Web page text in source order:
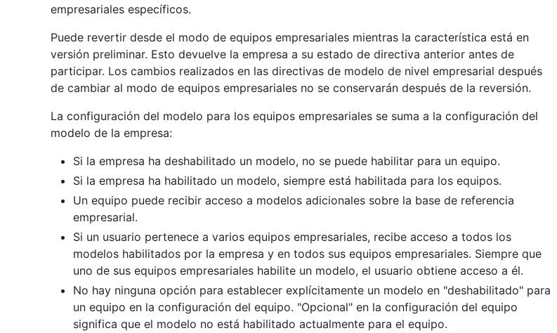
empresariales específicos.
Puede revertir desde el modo de equipos empresariales mientras la característica está en
versión preliminar. Esto devuelve la empresa a su estado de directiva anterior antes de
participar. Los cambios realizados en las directivas de modelo de nivel empresarial después
de cambiar al modo de equipos empresariales no se conservarán después de la reversión.
La configuración del modelo para los equipos empresariales se suma a la configuración del
modelo de la empresa:
Si la empresa ha deshabilitado un modelo, no se puede habilitar para un equipo.
Si la empresa ha habilitado un modelo, siempre está habilitada para los equipos.
Un equipo puede recibir acceso a modelos adicionales sobre la base de referencia
empresarial.
Si un usuario pertenece a varios equipos empresariales, recibe acceso a todos los
modelos habilitados por la empresa y en todos sus equipos empresariales. Siempre que
uno de sus equipos empresariales habilite un modelo, el usuario obtiene acceso a él.
No hay ninguna opción para establecer explícitamente un modelo en "deshabilitado" para
un equipo en la configuración del equipo. "Opcional" en la configuración del equipo
significa que el modelo no está habilitado actualmente para el equipo.